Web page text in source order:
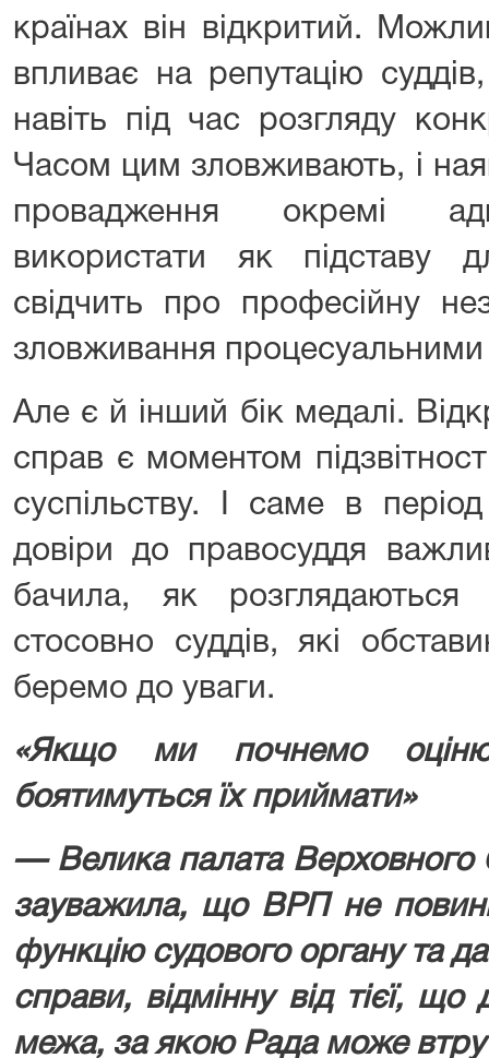
країнах він відкритий.
впливає на репутацію
навіть під час розгляду
Часом цим зловживають, і
провадження окремі
використати як підставу
свідчить про професійну
зловживання
Але є й інший бік медалі.
справ є моментом
суспільству. І саме в
довіри до правосуддя
бачила, як розглядаються
стосовно суддів, які
беремо до уваги.
«Якщо ми почнемо
боятимуться їх приймати»
— Велика палата Верховного
зауважила, що ВРП не
функцію судового органу та
справи, відмінну від тієї,
межа, за якою Рада може